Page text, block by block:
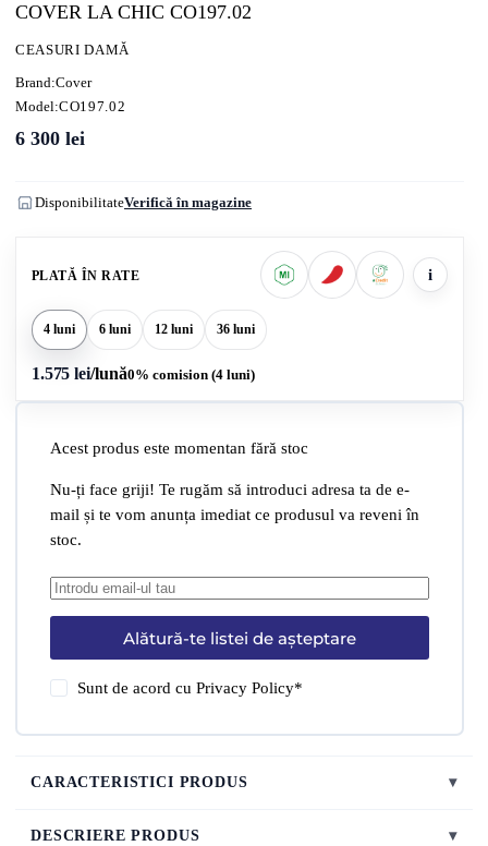
COVER LA CHIC CO197.02
CEASURI DAMĂ
Brand:Cover
Model:CO197.02
6 300 lei
DisponibilitateVerifică în magazine
PLATĂ ÎN RATE i
4 luni 6 luni 12 luni 36 luni
1.575 lei/lună0% comision (4 luni)
Acest produs este momentan fără stoc
Nu-ți face griji! Te rugăm să introduci adresa ta de e-
mail și te vom anunța imediat ce produsul va reveni în
stoc.
Alătură-te listei de așteptare
Sunt de acord cuPrivacy Policy*
CARACTERISTICI PRODUS ▾
DESCRIERE PRODUS ▾